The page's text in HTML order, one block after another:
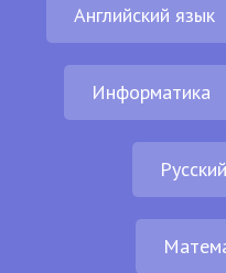
Английский язык
Информатика